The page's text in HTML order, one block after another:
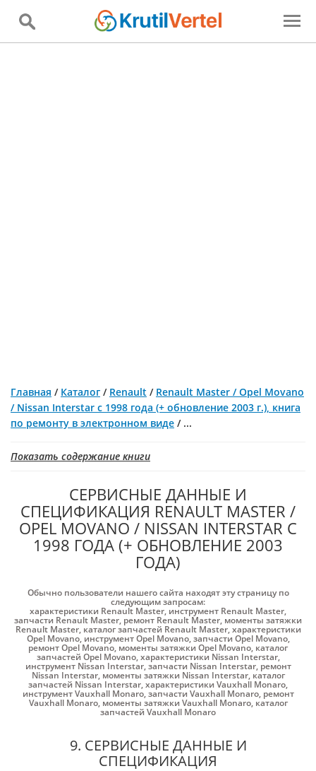
Главная / Каталог / Renault / Renault Master / Opel Movano
/ Nissan Interstar с 1998 года (+ обновление 2003 г.), книга
по ремонту в электронном виде / ...
Показать содержание книги
СЕРВИСНЫЕ ДАННЫЕ И
СПЕЦИФИКАЦИЯ RENAULT MASTER /
OPEL MOVANO / NISSAN INTERSTAR С
1998 ГОДА (+ ОБНОВЛЕНИЕ 2003
ГОДА)
Обычно пользователи нашего сайта находят эту страницу по
следующим запросам:
характеристики Renault Master, инструмент Renault Master,
запчасти Renault Master, ремонт Renault Master, моменты затяжки
Renault Master, каталог запчастей Renault Master,характеристики
Opel Movano, инструмент Opel Movano,запчасти Opel Movano,
ремонт Opel Movano, моменты затяжки Opel Movano, каталог
запчастей Opel Movano,характеристики Nissan Interstar,
инструмент Nissan Interstar,запчасти Nissan Interstar, ремонт
Nissan Interstar, моменты затяжки Nissan Interstar, каталог
запчастей Nissan Interstar,характеристики Vauxhall Monaro,
инструмент Vauxhall Monaro,запчасти Vauxhall Monaro, ремонт
Vauxhall Monaro, моменты затяжки Vauxhall Monaro, каталог
запчастей Vauxhall Monaro
9. СЕРВИСНЫЕ ДАННЫЕ И
СПЕЦИФИКАЦИЯ